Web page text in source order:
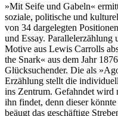
»Mit Seife und Gabeln«
soziale, politische und
von 34 dargelegten
und Essay. Parallelerzählung
Motive aus Lewis Carrolls
the Snark« aus dem Jahr
Glücksuchender. Die als
Erzählung stellt die
ins Zentrum. Gefahndet wird
ihn findet, denn dieser
beäugt das geschäftige